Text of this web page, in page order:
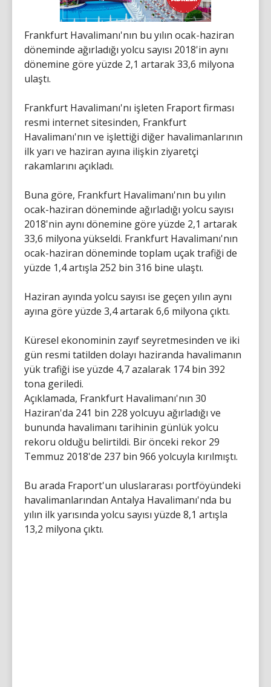
Frankfurt Havalimanı'nın bu yılın ocak-haziran
döneminde ağırladığı yolcu sayısı 2018'in aynı
dönemine göre yüzde 2,1 artarak 33,6 milyona
ulaştı.
Frankfurt Havalimanı'nı işleten Fraport firması
resmi internet sitesinden, Frankfurt
Havalimanı'nın ve işlettiği diğer havalimanlarının
ilk yarı ve haziran ayına ilişkin ziyaretçi
rakamlarını açıkladı.
Buna göre, Frankfurt Havalimanı'nın bu yılın
ocak-haziran döneminde ağırladığı yolcu sayısı
2018'nin aynı dönemine göre yüzde 2,1 artarak
33,6 milyona yükseldi. Frankfurt Havalimanı'nın
ocak-haziran döneminde toplam uçak trafiği de
yüzde 1,4 artışla 252 bin 316 bine ulaştı.
Haziran ayında yolcu sayısı ise geçen yılın aynı
ayına göre yüzde 3,4 artarak 6,6 milyona çıktı.
Küresel ekonominin zayıf seyretmesinden ve iki
gün resmi tatilden dolayı haziranda havalimanın
yük trafiği ise yüzde 4,7 azalarak 174 bin 392
tona geriledi.
Açıklamada, Frankfurt Havalimanı'nın 30
Haziran'da 241 bin 228 yolcuyu ağırladığı ve
bununda havalimanı tarihinin günlük yolcu
rekoru olduğu belirtildi. Bir önceki rekor 29
Temmuz 2018'de 237 bin 966 yolcuyla kırılmıştı.
Bu arada Fraport'un uluslararası portföyündeki
havalimanlarından Antalya Havalimanı'nda bu
yılın ilk yarısında yolcu sayısı yüzde 8,1 artışla
13,2 milyona çıktı.